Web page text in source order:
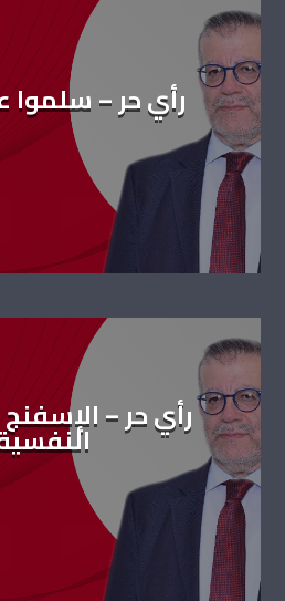
رأي حر – سلموا
رأي حر –